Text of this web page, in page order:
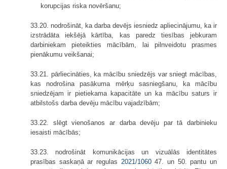
korupcijas riska novēršanu;
33.20. nodrošināt, ka darba devējs iesniedz apliecinājumu, ka ir
izstrādāta iekšējā kārtība, kas paredz tiesības jebkuram
darbiniekam pieteikties mācībām, lai pilnveidotu prasmes
pienākumu veikšanai;
33.21. pārliecināties, ka mācību sniedzējs var sniegt mācības,
kas nodrošina pasākuma mērķu sasniegšanu, ka mācību
sniedzējam ir pietiekama kapacitāte un ka mācību saturs ir
atbilstošs darba devēju mācību vajadzībām;
33.22. slēgt vienošanos ar darba devēju par tā darbinieku
iesaisti mācībās;
33.23. nodrošināt komunikācijas un vizuālās identitātes
prasības saskaņā ar regulas 2021/106047. un 50. pantu un